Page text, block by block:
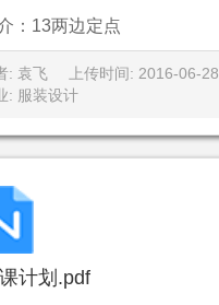
：13两边定点
: 袁飞 上传时间: 2016-06-28
: 服装设计
计划.pdf